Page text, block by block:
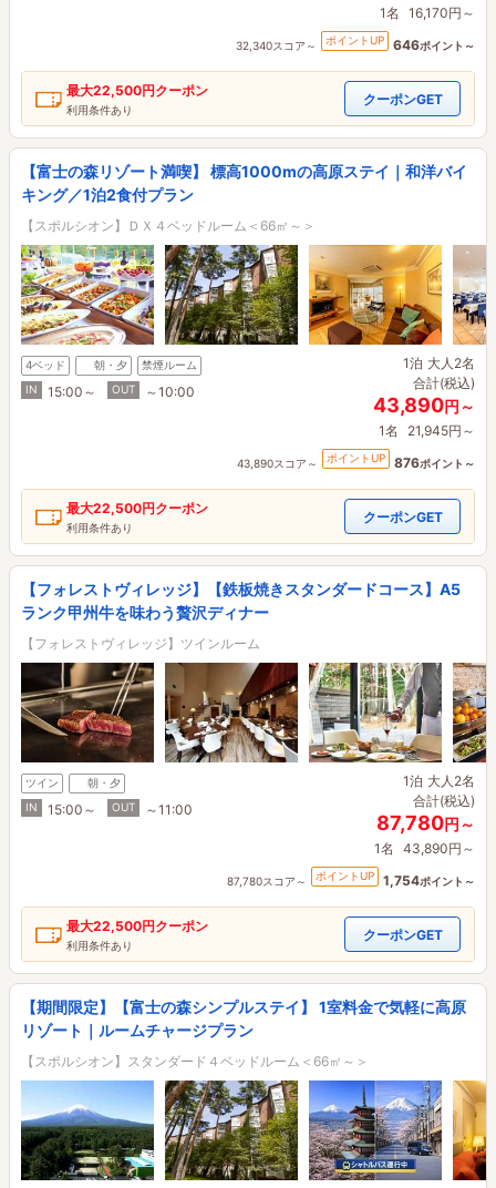
1名 16,170円～
32,340スコア～ ポイントUP 646ポイント～
最大22,500円クーポン
利用条件あり
クーポンGET
【富士の森リゾート満喫】 標高1000mの高原ステイ｜和洋バイ
キング／1泊2食付プラン
【スポルシオン】ＤＸ４ベッドルーム＜66㎡～＞
4ベッド 朝・夕
禁煙ルーム
IN
15:00～ OUT ～10:00
1泊 大人2名
合計(税込)
43,890円～
1名 21,945円～
43,890スコア～ ポイントUP 876ポイント～
最大22,500円クーポン
利用条件あり
クーポンGET
【フォレストヴィレッジ】【鉄板焼きスタンダードコース】A5
ランク甲州牛を味わう贅沢ディナー
【フォレストヴィレッジ】ツインルーム
ツイン
朝・夕
IN
15:00～ OUT ～11:00
1泊 大人2名
合計(税込)
87,780円～
1名 43,890円～
87,780スコア～ ポイントUP 1,754ポイント～
最大22,500円クーポン
利用条件あり
クーポンGET
【期間限定】【富士の森シンプルステイ】 1室料金で気軽に高原
リゾート｜ルームチャージプラン
【スポルシオン】スタンダード４ベッドルーム＜66㎡～＞